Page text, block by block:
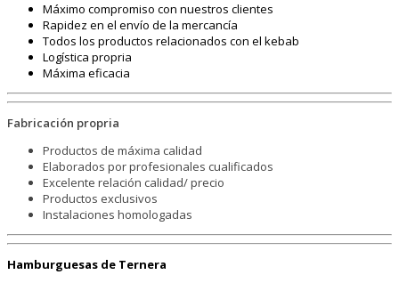
Máximo compromiso con nuestros clientes
Rapidez en el envío de la mercancía
Todos los productos relacionados con el kebab
Logística propria
Máxima eficacia
Fabricación propria
Productos de máxima calidad
Elaborados por profesionales cualificados
Excelente relación calidad/ precio
Productos exclusivos
Instalaciones homologadas
Hamburguesas de Ternera